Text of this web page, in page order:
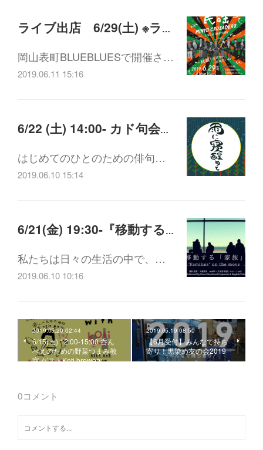
ライブ出店 6/29(土) ※ラウンジはお休みとなります
岡山表町BLUEBLUESで開催さ…
2019.06.11 15:16
6/22 (土) 14:00- カド句会「雨に寝醒めて」
はじめてのひとのための俳句…
2019.06.10 15:14
6/21(金) 19:30-『移動する「家族」』上映会
私たちは日々の生活の中で、…
2019.06.10 10:16
2019.05.20 02:44
6/15(土) 12:00-15:00 呑ん
べえのための野菜つまみ教
室 ゲストKoti brewery
2019.05.19 08:50
【6月受付】みんなで持ち
寄り！黒染め友の会2019
0コメント